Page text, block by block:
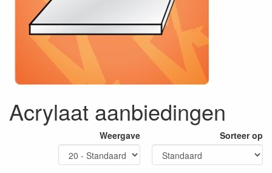
Acrylaat aanbiedingen
Weergave Sorteer op